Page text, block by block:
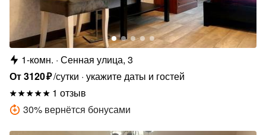
1-комн. Сенная улица, 3
От3120₽/сутки укажите даты и гостей
1 отзыв
30% вернётся бонусами